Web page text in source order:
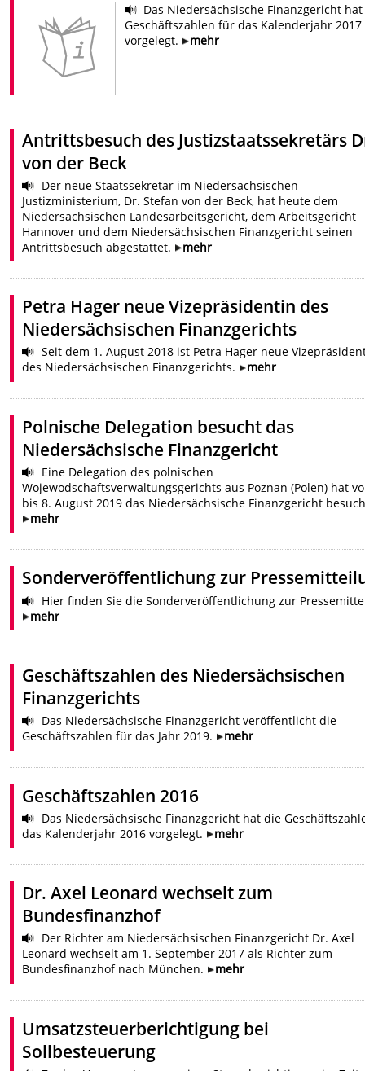
Das Niedersächsische Finanzgericht
Geschäftszahlen für das Kalenderjahr 2017
vorgelegt.
mehr
Antrittsbesuch des Justizstaatssekretärs
von der Beck
Der neue Staatssekretär im Niedersächsischen
Justizministerium, Dr. Stefan von der Beck, hat heute dem
Niedersächsischen Landesarbeitsgericht, dem Arbeitsgericht
Hannover und dem Niedersächsischen Finanzgericht seinen
Antrittsbesuch abgestattet.
mehr
Petra Hager neue Vizepräsidentin des
Niedersächsischen Finanzgerichts
Seit dem 1. August 2018 ist Petra Hager neue
des Niedersächsischen Finanzgerichts.
mehr
Polnische Delegation besucht das
Niedersächsische Finanzgericht
Eine Delegation des polnischen
Wojewodschaftsverwaltungsgerichts aus Poznan (Polen) hat
bis 8. August 2019 das Niedersächsische Finanzgericht
mehr
Sonderveröffentlichung zur
Hier finden Sie die Sonderveröffentlichung zur
mehr
Geschäftszahlen des Niedersächsischen
Finanzgerichts
Das Niedersächsische Finanzgericht veröffentlicht die
Geschäftszahlen für das Jahr 2019.
mehr
Geschäftszahlen 2016
Das Niedersächsische Finanzgericht hat die
das Kalenderjahr 2016 vorgelegt.
mehr
Dr. Axel Leonard wechselt zum
Bundesfinanzhof
Der Richter am Niedersächsischen Finanzgericht Dr. Axel
Leonard wechselt am 1. September 2017 als Richter zum
Bundesfinanzhof nach München.
mehr
Umsatzsteuerberichtigung bei
Sollbesteuerung